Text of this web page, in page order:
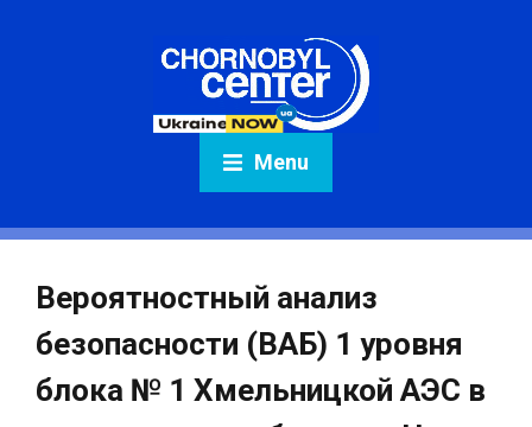
Menu
Вероятностный анализ
безопасности (ВАБ) 1 уровня
блока № 1 Хмельницкой АЭС в